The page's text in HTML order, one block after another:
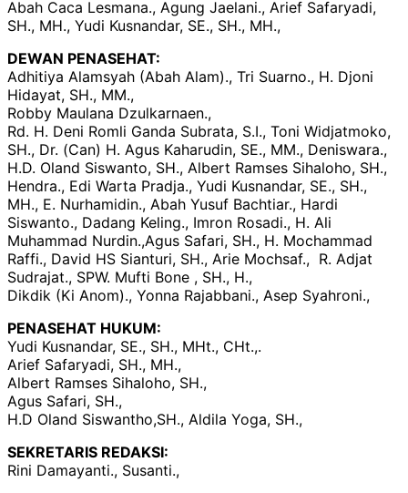
Abah Caca Lesmana., Agung Jaelani., Arief Safaryadi,
SH., MH., Yudi Kusnandar, SE., SH., MH.,
DEWAN PENASEHAT:
Adhitiya Alamsyah (Abah Alam)., Tri Suarno., H. Djoni
Hidayat, SH., MM.,
Robby Maulana Dzulkarnaen.,
Rd. H. Deni Romli Ganda Subrata, S.I., Toni Widjatmoko,
SH., Dr. (Can) H. Agus Kaharudin, SE., MM., Deniswara.,
H.D. Oland Siswanto, SH., Albert Ramses Sihaloho, SH.,
Hendra., Edi Warta Pradja., Yudi Kusnandar, SE., SH.,
MH., E. Nurhamidin., Abah Yusuf Bachtiar., Hardi
Siswanto., Dadang Keling., Imron Rosadi., H. Ali
Muhammad Nurdin.,Agus Safari, SH., H. Mochammad
Raffi., David HS Sianturi, SH., Arie Mochsaf., R. Adjat
Sudrajat., SPW. Mufti Bone , SH., H.,
Dikdik (Ki Anom)., Yonna Rajabbani., Asep Syahroni.,
PENASEHAT HUKUM:
Yudi Kusnandar, SE., SH., MHt., CHt.,.
Arief Safaryadi, SH., MH.,
Albert Ramses Sihaloho, SH.,
Agus Safari, SH.,
H.D Oland Siswantho,SH., Aldila Yoga, SH.,
SEKRETARIS REDAKSI:
Rini Damayanti., Susanti.,